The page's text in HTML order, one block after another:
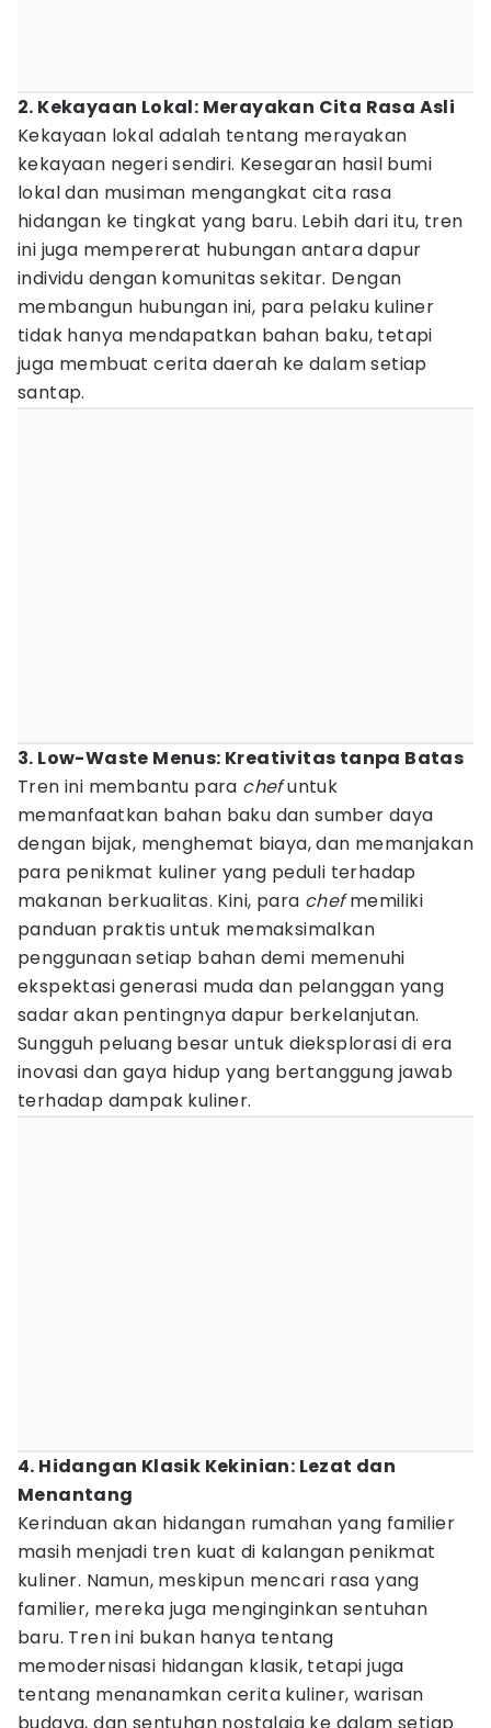
2. Kekayaan Lokal: Merayakan Cita Rasa Asli
Kekayaan lokal adalah tentang merayakan
kekayaan negeri sendiri. Kesegaran hasil bumi
lokal dan musiman mengangkat cita rasa
hidangan ke tingkat yang baru. Lebih dari itu, tren
ini juga mempererat hubungan antara dapur
individu dengan komunitas sekitar. Dengan
membangun hubungan ini, para pelaku kuliner
tidak hanya mendapatkan bahan baku, tetapi
juga membuat cerita daerah ke dalam setiap
santap.
3. Low-Waste Menus: Kreativitas tanpa Batas
Tren ini membantu para chefuntuk
memanfaatkan bahan baku dan sumber daya
dengan bijak, menghemat biaya, dan memanjakan
para penikmat kuliner yang peduli terhadap
makanan berkualitas. Kini, para chefmemiliki
panduan praktis untuk memaksimalkan
penggunaan setiap bahan demi memenuhi
ekspektasi generasi muda dan pelanggan yang
sadar akan pentingnya dapur berkelanjutan.
Sungguh peluang besar untuk dieksplorasi di era
inovasi dan gaya hidup yang bertanggung jawab
terhadap dampak kuliner.
4. Hidangan Klasik Kekinian: Lezat dan
Menantang
Kerinduan akan hidangan rumahan yang familier
masih menjadi tren kuat di kalangan penikmat
kuliner. Namun, meskipun mencari rasa yang
familier, mereka juga menginginkan sentuhan
baru. Tren ini bukan hanya tentang
memodernisasi hidangan klasik, tetapi juga
tentang menanamkan cerita kuliner, warisan